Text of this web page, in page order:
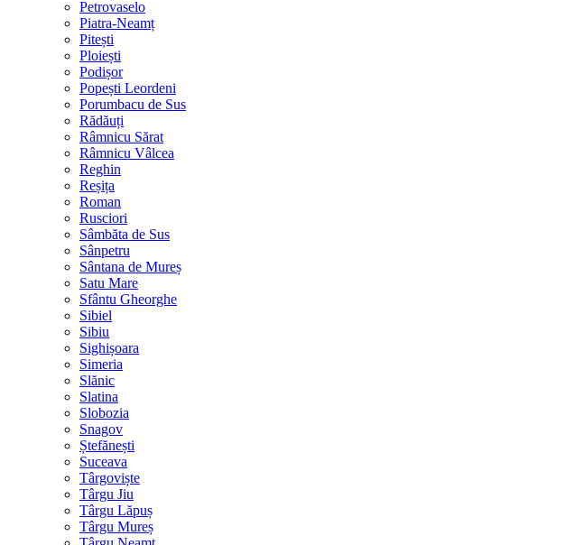
Petrovaselo
Piatra-Neamț
Pitești
Ploiești
Podișor
Popești Leordeni
Porumbacu de Sus
Rădăuți
Râmnicu Sărat
Râmnicu Vâlcea
Reghin
Reșița
Roman
Rusciori
Sâmbăta de Sus
Sânpetru
Sântana de Mureș
Satu Mare
Sfântu Gheorghe
Sibiel
Sibiu
Sighișoara
Simeria
Slănic
Slatina
Slobozia
Snagov
Ștefănești
Suceava
Târgoviște
Târgu Jiu
Târgu Lăpuș
Târgu Mureș